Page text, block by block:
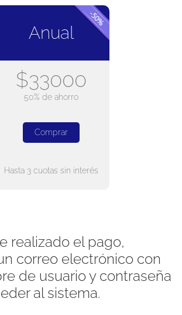
Anual
$33000
50% de ahorro
Comprar
Hasta 3 cuotas sin interés
realizado el pago,
correo electrónico con
de usuario y contraseña
al sistema.